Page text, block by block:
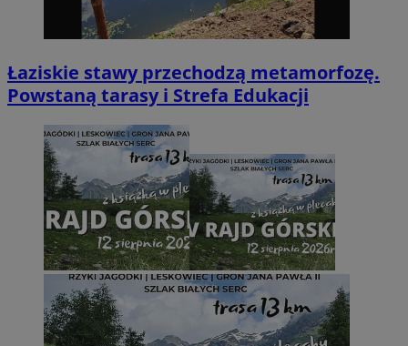
Łaziskie stawy przechodzą metamorfozę.
Powstaną tarasy i Strefa Edukacji